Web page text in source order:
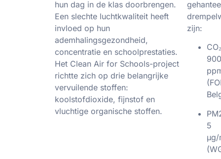
hun dag in de klas doorbrengen.
Een slechte luchtkwaliteit heeft
invloed op hun
ademhalingsgezondheid,
concentratie en schoolprestaties.
Het Clean Air for Schools-project
richtte zich op drie belangrijke
vervuilende stoffen:
koolstofdioxide, fijnstof en
vluchtige organische stoffen.
zijn:
900
5
µg/